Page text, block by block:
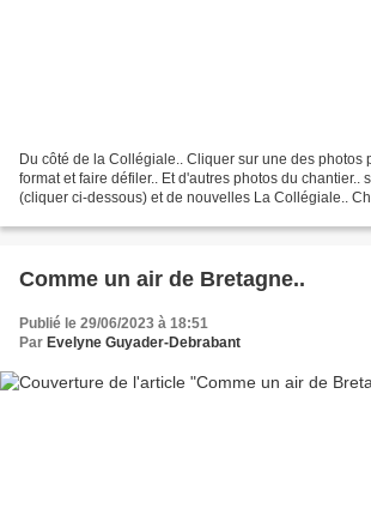
Du côté de la Collégiale.. Cliquer sur une des photos
format et faire défiler.. Et d'autres photos du chantier..
(cliquer ci-dessous) et de nouvelles La Collégiale..
Comme un air de Bretagne..
Publié le 29/06/2023 à 18:51
Par Evelyne Guyader-Debrabant